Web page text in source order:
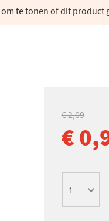
om te tonen of dit product
€ 2,09
€